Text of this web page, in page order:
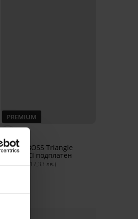
PREMIUM
Сутиен BOSS Triangle
Padded CI подплатен
59,99 €(117,33 лв.)